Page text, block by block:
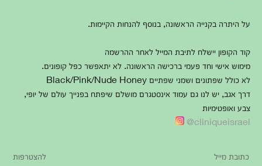
על היתרה בקנייה הראשונה, בנוסף להנחות הקיימות.
קוד הקופון יישלח לתיבת המייל לאחר ההרשמה
מימוש אישי וחד פעמי ברכישה הראשונה. לא יתאפשר כפל קופונים.
לא כולל שפתונים ושמני שפתיים Black/Pink/Nude Honey
דרך אגב, יש לנו גם עמוד אינסטגרם מושלם שיפתח בפנייך עולם של יופי,
צבע ואופטימיות
cliniqueisrael@